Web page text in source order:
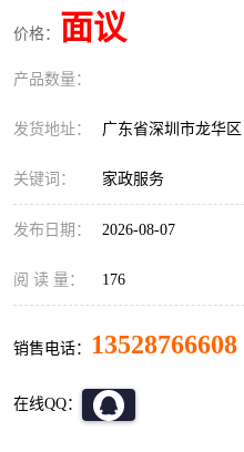
价格： 面议
产品数量：
发货地址： 广东省深圳市龙华区
关键词： 家政服务
发布日期： 2026-08-07
阅 读 量： 176
销售电话： 13528766608
在线QQ：